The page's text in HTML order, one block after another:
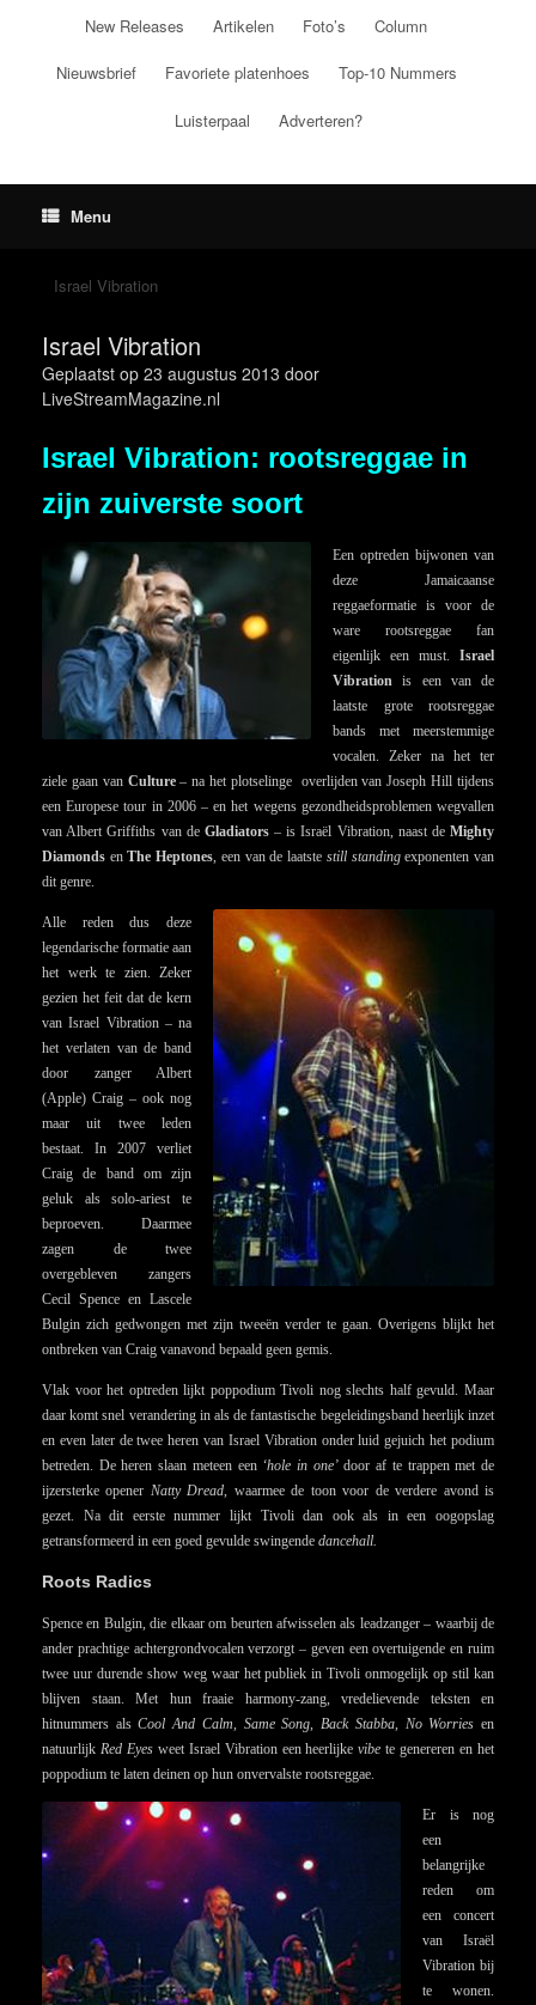
New Releases Artikelen Foto’s Column
Nieuwsbrief Favoriete platenhoes Top-10 Nummers
Luisterpaal Adverteren?
Menu
Israel Vibration
Israel Vibration
Geplaatst op 23 augustus 2013 door
LiveStreamMagazine.nl
Israel Vibration: rootsreggae in
zijn zuiverste soort
Een optreden bijwonen van
deze Jamaicaanse
reggaeformatie is voor de
ware rootsreggae fan
eigenlijk een must. Israel
Vibration is een van de
laatste grote rootsreggae
bands met meerstemmige
vocalen. Zeker na het ter
ziele gaan van Culture– na het plotselinge overlijden van Joseph Hill tijdens
een Europese tour in 2006 – en het wegens gezondheidsproblemen wegvallen
van Albert Griffiths van de Gladiators– is Israël Vibration, naast deMighty
Diamonds enThe Heptones , een van de laatste still standingexponenten van
dit genre.
Alle reden dus deze
legendarische formatie aan
het werk te zien. Zeker
gezien het feit dat de kern
van Israel Vibration – na
het verlaten van de band
door zanger Albert
(Apple) Craig – ook nog
maar uit twee leden
bestaat. In 2007 verliet
Craig de band om zijn
geluk als solo-ariest te
beproeven. Daarmee
zagen de twee
overgebleven zangers
Cecil Spence en Lascele
Bulgin zich gedwongen met zijn tweeën verder te gaan. Overigens blijkt het
ontbreken van Craig vanavond bepaald geen gemis.
Vlak voor het optreden lijkt poppodium Tivoli nog slechts half gevuld. Maar
daar komt snel verandering in als de fantastische begeleidingsband heerlijk inzet
en even later de twee heren van Israel Vibration onder luid gejuich het podium
betreden. De heren slaan meteen een‘hole in one’door af te trappen met de
ijzersterke opener Natty Dread , waarmee de toon voor de verdere avond is
gezet. Na dit eerste nummer lijkt Tivoli dan ook als in een oogopslag
getransformeerd in een goed gevulde swingende dancehall.
Roots Radics
Spence en Bulgin, die elkaar om beurten afwisselen als leadzanger – waarbij de
ander prachtige achtergrondvocalen verzorgt – geven een overtuigende en ruim
twee uur durende show weg waar het publiek in Tivoli onmogelijk op stil kan
blijven staan. Met hun fraaie harmony-zang, vredelievende teksten en
hitnummers alsCool And Calm, Same Song Back Stabba, No Worries en
natuurlijk Red Eyesweet Israel Vibration een heerlijke vibe te genereren en het
poppodium te laten deinen op hun onvervalste rootsreggae.
Er is nog
een
belangrijke
reden om
een concert
van Israël
Vibration bij
te wonen.